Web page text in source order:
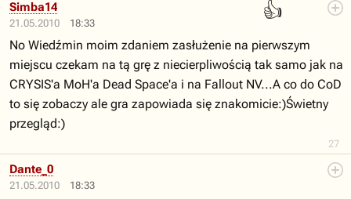
21.05.2010 18:33
👍
27
Simba14
No Wiedźmin moim zdaniem zasłużenie na pierwszym
miejscu czekam na tą grę z niecierpliwością tak samo jak na
CRYSIS'a MoH'a Dead Space'a i na Fallout NV...A co do CoD
to się zobaczy ale gra zapowiada się znakomicie:)Świetny
przegląd:)
21.05.2010 18:33
Dante_0